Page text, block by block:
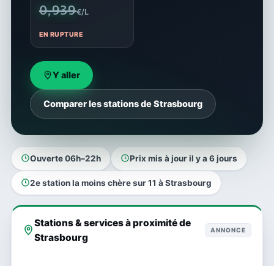
0,939€/L
EN RUPTURE
Y aller
Comparer les stations de Strasbourg
Ouverte 06h–22h Prix mis à jour il y a 6 jours
2e station la moins chère sur 11 à Strasbourg
Stations & services à proximité de
Strasbourg
ANNONCE